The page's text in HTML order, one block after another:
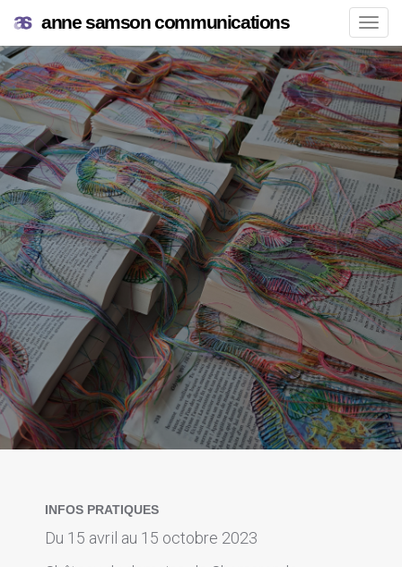
anne samson communications
INFOS PRATIQUES
Du 15 avril au 15 octobre 2023